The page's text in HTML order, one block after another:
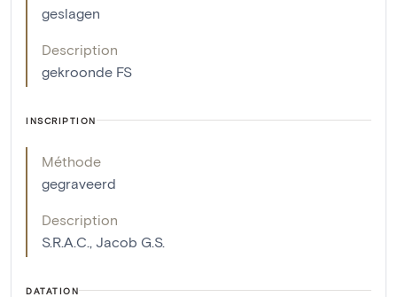
geslagen
Description
gekroonde FS
INSCRIPTION
Méthode
gegraveerd
Description
S.R.A.C., Jacob G.S.
DATATION